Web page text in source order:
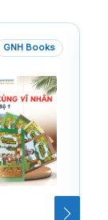
GNH Books